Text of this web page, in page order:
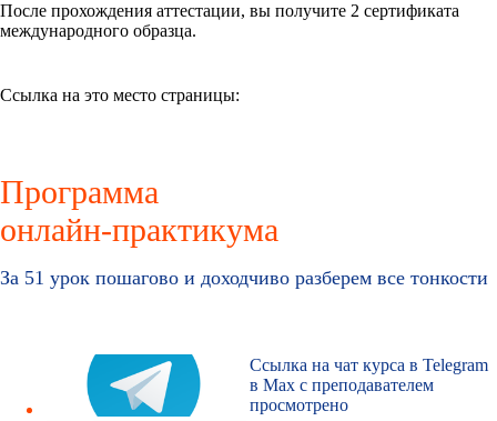
После прохождения аттестации, вы получите 2 сертификата
международного образца.
Ссылка на это место страницы:
Программа
онлайн-практикума
За 51 урок пошагово и доходчиво разберем все тонкости
Ссылка на чат курса в Telegram
в Max с преподавателем
просмотрено